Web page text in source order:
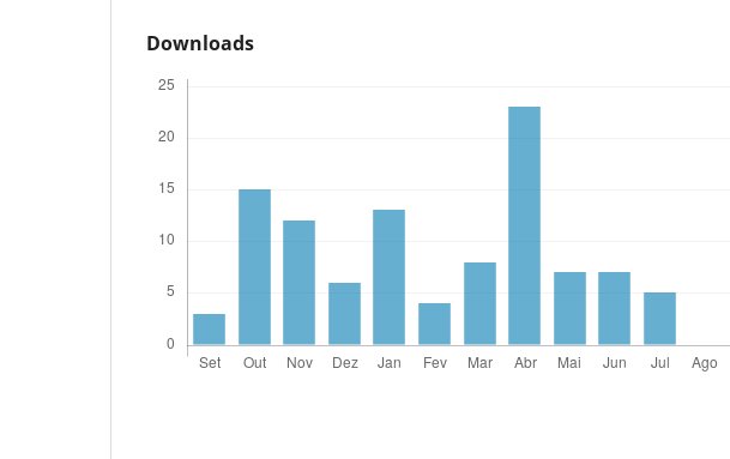
Downloads